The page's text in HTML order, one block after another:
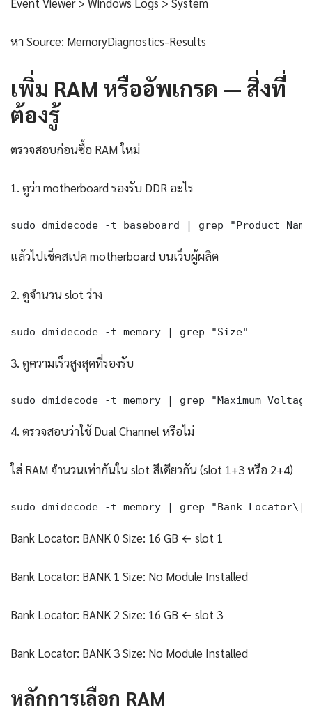
หา Source: MemoryDiagnostics-Results
เพิ่ม RAM หรืออัพเกรด — สิ่งที่
ต้องรู้
ตรวจสอบก่อนซื้อ RAM ใหม่
1. ดูว่า motherboard รองรับ DDR อะไร
sudo dmidecode -t baseboard | grep "Product
แล้วไปเช็คสเปค motherboard บนเว็บผู้ผลิต
2. ดูจำนวน slot ว่าง
sudo dmidecode -t memory | grep "Size"
3. ดูความเร็วสูงสุดที่รองรับ
sudo dmidecode -t memory | grep "Maximum
4. ตรวจสอบว่าใช้ Dual Channel หรือไม่
ใส่ RAM จำนวนเท่ากันใน slot สีเดียวกัน (slot 1+3 หรือ 2+4)
sudo dmidecode -t memory | grep "Bank
Bank Locator: BANK 0 Size: 16 GB ← slot 1
Bank Locator: BANK 1 Size: No Module Installed
Bank Locator: BANK 2 Size: 16 GB ← slot 3
Bank Locator: BANK 3 Size: No Module Installed
หลักการเลือก RAM